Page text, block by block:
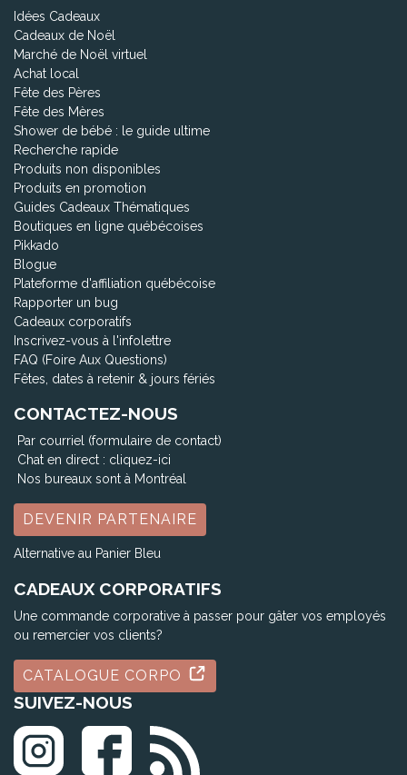
Idées Cadeaux
Cadeaux de Noël
Marché de Noël virtuel
Achat local
Fête des Pères
Fête des Mères
Shower de bébé : le guide ultime
Recherche rapide
Produits non disponibles
Produits en promotion
Guides Cadeaux Thématiques
Boutiques en ligne québécoises
Pikkado
Blogue
Plateforme d'affiliation québécoise
Rapporter un bug
Cadeaux corporatifs
Inscrivez-vous à l'infolettre
FAQ (Foire Aux Questions)
Fêtes, dates à retenir & jours fériés
CONTACTEZ-NOUS
Par courriel (formulaire de contact)
Chat en direct : cliquez-ici
Nos bureaux sont à Montréal
DEVENIR PARTENAIRE
Alternative au Panier Bleu
CADEAUX CORPORATIFS
Une commande corporative à passer pour gâter vos employés
ou remercier vos clients?
CATALOGUE CORPO
SUIVEZ-NOUS